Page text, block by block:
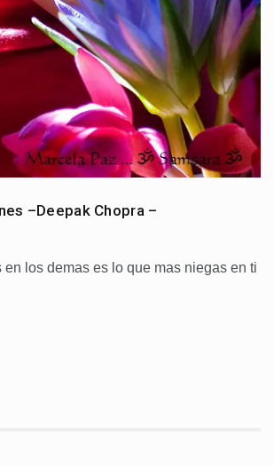
–Deepak Chopra –
en los demas es lo que mas niegas en ti